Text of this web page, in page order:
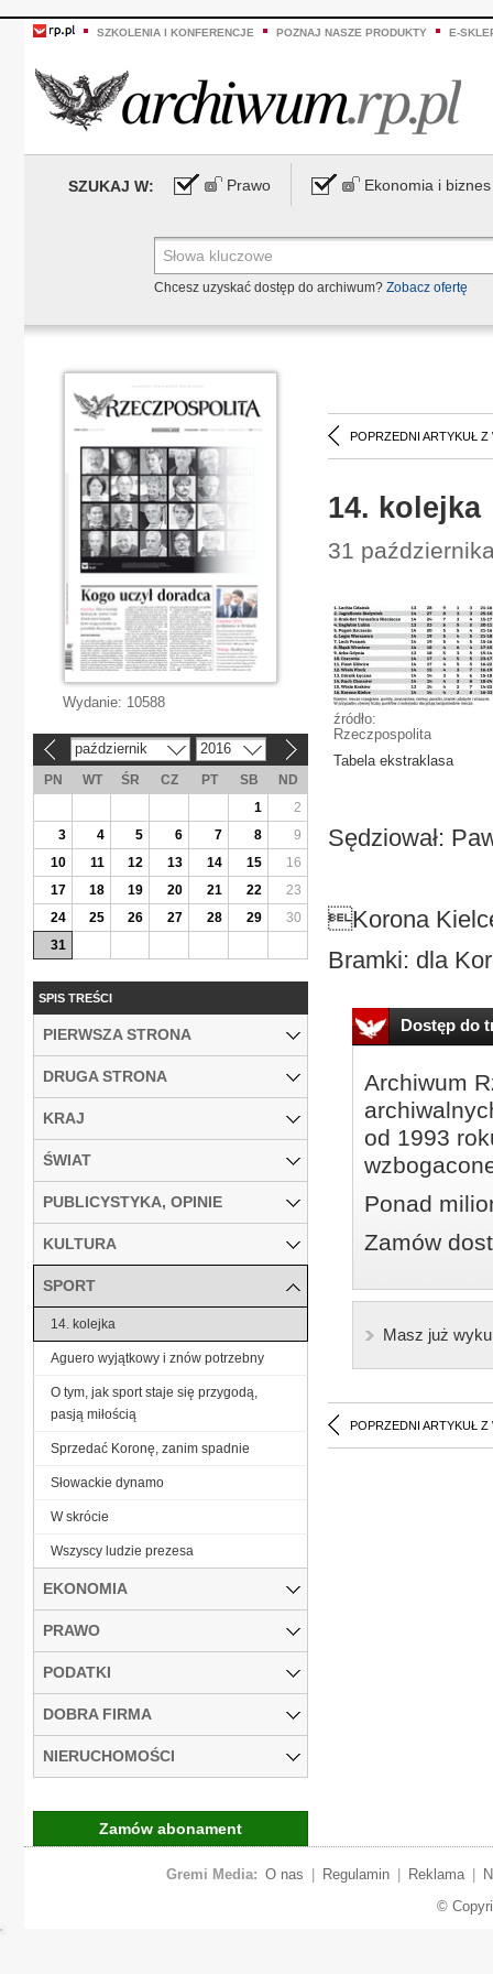
SZKOLENIA I KONFERENCJE POZNAJ NASZE PRODUKTY E-
SZUKAJ W: Prawo Ekonomia i biznes
Chcesz uzyskać dostęp do archiwum? Zobacz ofertę
POPRZEDNI ARTYKUŁ Z
14. kolejka
31
źródło:
Rzeczpospolita
Tabela ekstraklasa
Sędziował:
Korona
Bramki: dla
Dostęp do
Archiwum
od 1993
Ponad
Zamów
Masz już
POPRZEDNI ARTYKUŁ Z
Wydanie: 10588
październik 2016
PN WT ŚR CZ PT SB
ND
1
2
3
4 5 6 7 8
9
10
11 12 13 14 15
16
17
18 19 20 21 22
23
24
25 26 27 28 29
30
31
SPIS TREŚCI
PIERWSZA STRONA
DRUGA STRONA
KRAJ
ŚWIAT
PUBLICYSTYKA, OPINIE
KULTURA
SPORT
14. kolejka
Aguero wyjątkowy i znów potrzebny
O tym, jak sport staje się przygodą,
pasją miłością
Sprzedać Koronę, zanim spadnie
Słowackie dynamo
W skrócie
Wszyscy ludzie prezesa
EKONOMIA
PRAWO
PODATKI
DOBRA FIRMA
NIERUCHOMOŚCI
Zamów abonament
Gremi Media: O nas Regulamin Reklama
©